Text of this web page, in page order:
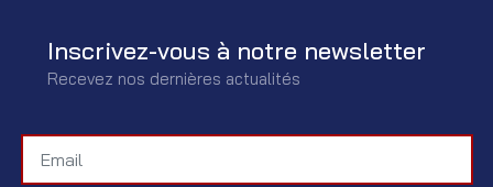
Inscrivez-vous à notre newsletter
Recevez nos dernières actualités